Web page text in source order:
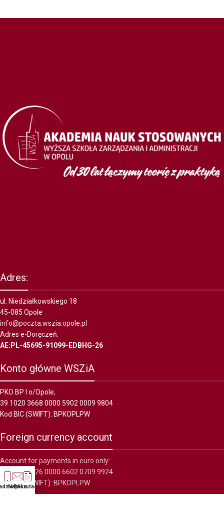
Adres:
ul. Niedziałkowskiego 18
45-085 Opole
info@poczta.wszia.opole.pl
Adres e-Doręczeń:
AE:PL-45695-91099-EDBHG-26
Konto główne WSZiA
PKO BP I o/Opole,
39 1020 3668 0000 5902 0009 9804
Kod BIC (SWIFT): BPKOPLPW
Foreign currency account
Account for payments in euro only:
36 1020 5226 0000 6602 0709 9924
Kod BIC (SWIFT): BPKOPLPW
Napisz
Rekrutacja